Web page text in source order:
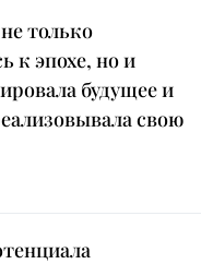
только
к эпохе, но и
будущее и
свою